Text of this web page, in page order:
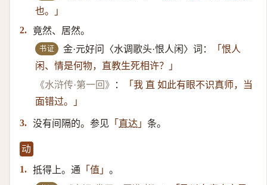
也。」
2. 竟然、居然。
书证 金·元好问〈水调歌头·恨人闲〉词：
「恨人
闲、情是何物，直教生死相许？」
《水浒传·第一回》
：
「我 直 如此有眼不识真师，当
面错过。」
3. 没有间隔的。参见 「 直达 」 条。
动
1. 抵得上。通 「值」 。